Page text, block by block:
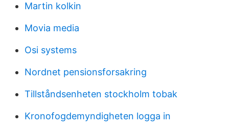
Martin kolkin
Movia media
Osi systems
Nordnet pensionsforsakring
Tillståndsenheten stockholm tobak
Kronofogdemyndigheten logga in